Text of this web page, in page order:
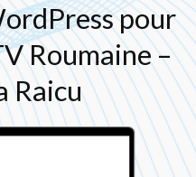
pour
Roumaine –
Raicu